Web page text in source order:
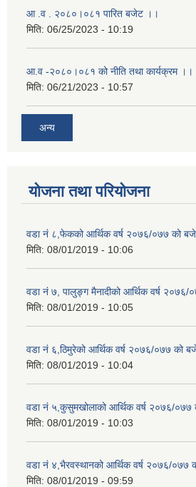
आ .व . २०८०।०८१ पारित बजेट ।।
मिति: 06/25/2023 - 10:19
आ.व -२०८०।०८१ को नीति तथा कार्यक्रम ।।
मिति: 06/21/2023 - 10:57
अन्य
योजना तथा परियोजना
वडा नं ८,फेकको आर्थिक वर्ष २०७६/०७७ को
मिति: 08/01/2019 - 10:06
वडा नं ७, पालुङ्ग मैनादीको आर्थिक वर्ष २०७६/
मिति: 08/01/2019 - 10:05
वडा नं ६,ठिमुरेको आर्थिक वर्ष २०७६/०७७ को
मिति: 08/01/2019 - 10:04
वडा नं ५,कुसुमखोलाको आर्थिक वर्ष २०७६/०७७
मिति: 08/01/2019 - 10:03
वडा नं ४,भैरवस्थानको आर्थिक वर्ष २०७६/०७७
मिति: 08/01/2019 - 09:59